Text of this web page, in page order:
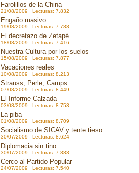
Farolillos de la China
21/08/2009 Lecturas: 7.832
Engaño masivo
19/08/2009 Lecturas: 7.788
El decretazo de Zetapé
18/08/2009 Lecturas: 7.416
Nuestra Cultura por los suelos
15/08/2009 Lecturas: 7.877
Vacaciones reales
10/08/2009 Lecturas: 8.213
Strauss, Perle, Camps....
07/08/2009 Lecturas: 8.449
El Informe Calzada
03/08/2009 Lecturas: 8.753
La piba
01/08/2009 Lecturas: 8.709
Socialismo de SICAV y tente tieso
30/07/2009 Lecturas: 8.624
Diplomacia sin tino
30/07/2009 Lecturas: 7.883
Cerco al Partido Popular
24/07/2009 Lecturas: 7.540